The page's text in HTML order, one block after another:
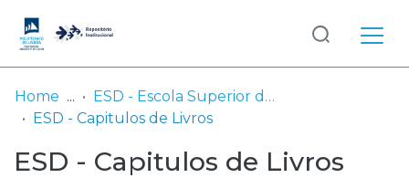
& Collections
Log
In
Home
ESD - Escola Superior de Dança
ESD - Capitulos de Livros
ESD - Capitulos de Livros